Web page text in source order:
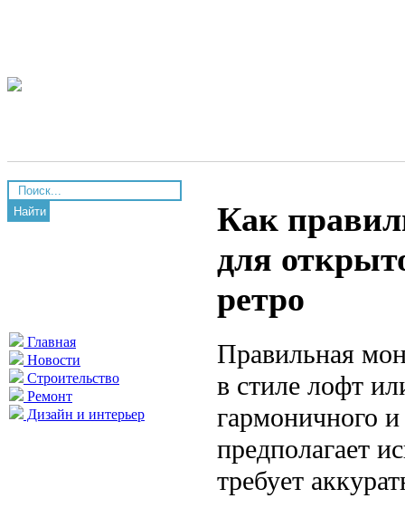
Найти
Главная
Новости
Строительство
Ремонт
Дизайн и интерьер
Как
для
ретро
Правильная
в стиле лофт
гармоничного
предполагает
требует